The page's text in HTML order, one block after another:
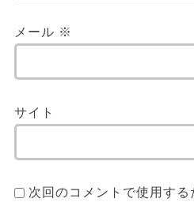
メール ※
サイト
次回のコメントで使用す